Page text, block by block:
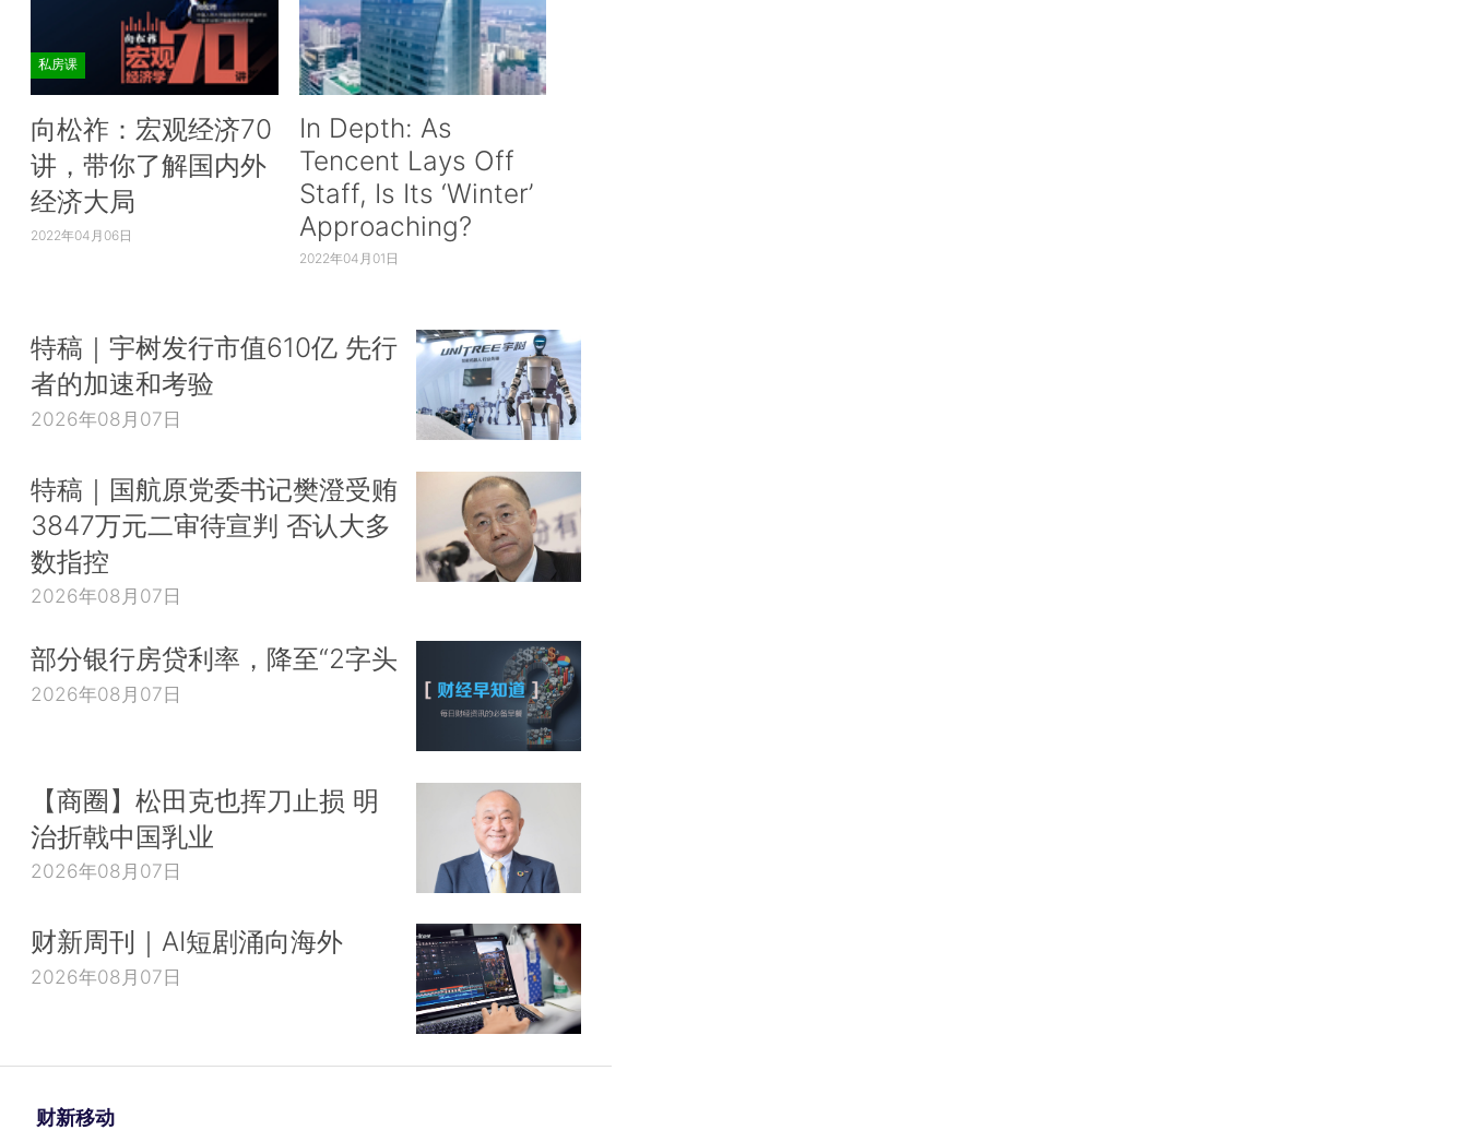
私房课
向松祚：宏观经济70
讲，带你了解国内外
经济大局
2022年04月06日
In Depth: As
Tencent Lays Off
Staff, Is Its ‘Winter’
Approaching?
2022年04月01日
特稿｜宇树发行市值610亿 先行
者的加速和考验
2026年08月07日
特稿｜国航原党委书记樊澄受贿
3847万元二审待宣判 否认大多
数指控
2026年08月07日
部分银行房贷利率，降至“2字头
2026年08月07日
【商圈】松田克也挥刀止损 明
治折戟中国乳业
2026年08月07日
财新周刊｜AI短剧涌向海外
2026年08月07日
财新移动